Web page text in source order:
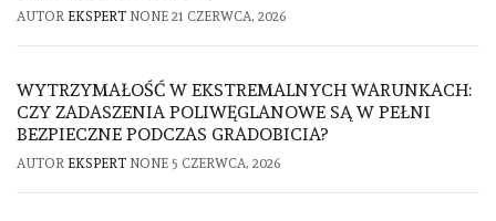
AUTOR EKSPERT NONE 21 CZERWCA, 2026
WYTRZYMAŁOŚĆ W EKSTREMALNYCH WARUNKACH:
CZY ZADASZENIA POLIWĘGLANOWE SĄ W PEŁNI
BEZPIECZNE PODCZAS GRADOBICIA?
AUTOR EKSPERT NONE 5 CZERWCA, 2026